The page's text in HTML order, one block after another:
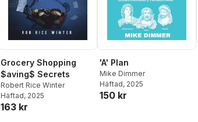
Grocery Shopping
$aving$ Secrets
Robert Rice Winter
Häftad, 2025
163 kr
'A' Plan
Mike Dimmer
Häftad, 2025
150 kr